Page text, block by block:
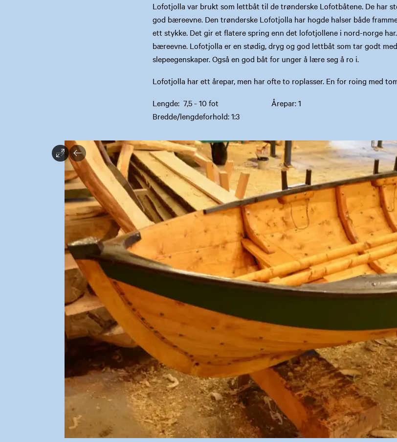
Lofotjolla var brukt som lettbåt til de trønderske Lofotbåtene. De har
god bæreevne. Den trønderske Lofotjolla har hogde halser både
ett stykke. Det gir et flatere spring enn det lofotjollene i nord-norge
bæreevne. Lofotjolla er en stødig, dryg og god lettbåt som tar godt
slepeegenskaper. Også en god båt for unger å lære seg å ro i.
Lofotjolla har ett årepar, men har ofte to roplasser. En for roing med
Lengde: 7,5 - 10 fot Årepar: 1
Bredde/lengdeforhold: 1:3